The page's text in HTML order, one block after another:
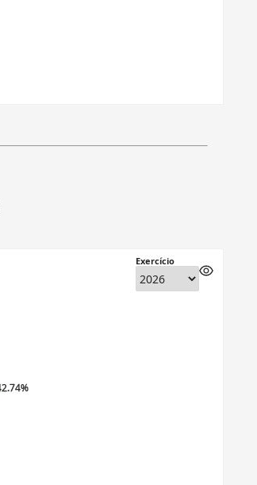
Exercício